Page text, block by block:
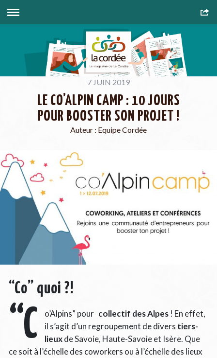
7 JUIN 2019
LE CO’ALPIN CAMP : 10 JOURS
POUR BOOSTER SON PROJET !
Auteur : Equipe Cordée
“Co” quoi ?!
“C o’Alpins” pour collectif des Alpes! En effet,
il s’agit d’un regroupement de divers tiers-
lieuxde Savoie, Haute-Savoie et Isère. Que
ce soit à l’échelle des coworkers ou à l’échelle des lieux